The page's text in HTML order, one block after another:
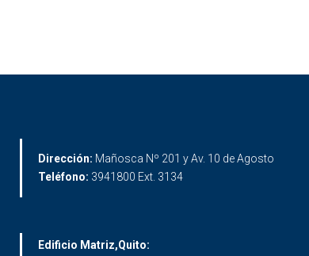
Dirección: Mañosca Nº 201 y Av. 10 de Agosto
Teléfono: 3941800 Ext. 3134
Edificio Matriz,Quito: